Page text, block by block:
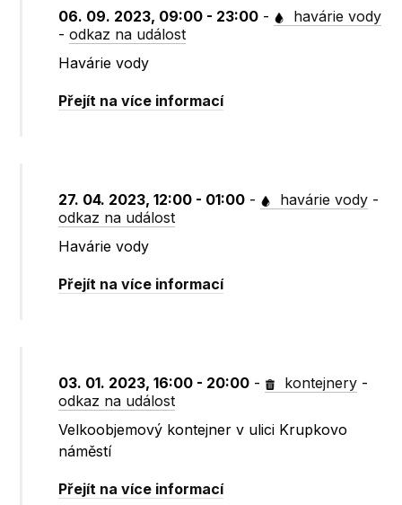
06. 09. 2023, 09:00 - 23:00 -
havárie vody
-odkaz na událost
Havárie vody
Přejít na více informací
27. 04. 2023, 12:00 - 01:00 - havárie vody -
odkaz na událost
Havárie vody
Přejít na více informací
03. 01. 2023, 16:00 - 20:00 - kontejnery -
odkaz na událost
Velkoobjemový kontejner v ulici Krupkovo
náměstí
Přejít na více informací